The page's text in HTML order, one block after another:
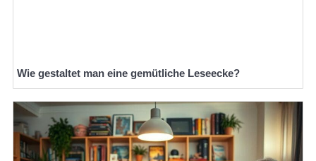
Wie gestaltet man eine gemütliche Leseecke?